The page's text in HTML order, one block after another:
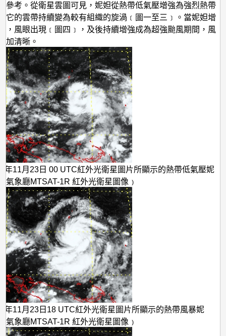
參考。從衛星雲圖可見，妮妲從熱帶低氣壓增強為強烈熱帶
它的雲帶持續變為較有組織的旋渦﹝圖一至三﹞。當妮妲增
，風眼出現﹝圖四﹞，及後持續增強成為超強颱風期間，風
加清晰。
年11月23日 00 UTC紅外光衛星圖片所顯示的熱帶低氣壓妮
氣象廳MTSAT-1R 紅外光衛星圖像﹚
年11月23日18 UTC紅外光衛星圖片所顯示的熱帶風暴妮
氣象廳MTSAT-1R 紅外光衛星圖像﹚